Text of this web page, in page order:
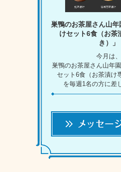
巣鴨のお茶屋さん山
けセット6食（お茶
き）」
今月は、
巣鴨のお茶屋さん山年
セット6食（お茶漬け
を毎週1名の方に差